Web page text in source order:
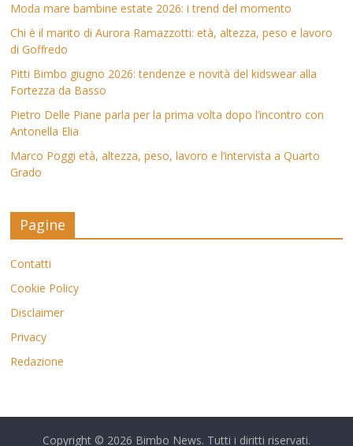
Moda mare bambine estate 2026: i trend del momento
Chi è il marito di Aurora Ramazzotti: età, altezza, peso e lavoro
di Goffredo
Pitti Bimbo giugno 2026: tendenze e novità del kidswear alla
Fortezza da Basso
Pietro Delle Piane parla per la prima volta dopo l’incontro con
Antonella Elia
Marco Poggi età, altezza, peso, lavoro e l’intervista a Quarto
Grado
Pagine
Contatti
Cookie Policy
Disclaimer
Privacy
Redazione
Copyright © 2026 Bimbo News. Tutti i diritti riservati.